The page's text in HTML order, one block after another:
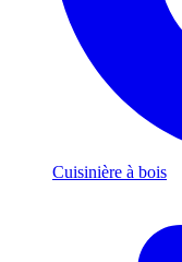
Cuisinière à bois